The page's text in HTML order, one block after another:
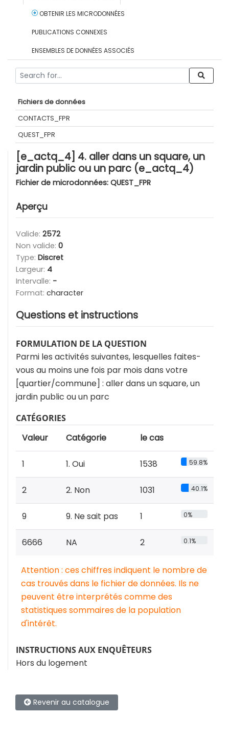
OBTENIR LES MICRODONNÉES
PUBLICATIONS CONNEXES
ENSEMBLES DE DONNÉES ASSOCIÉS
Fichiers de données
CONTACTS_FPR
QUEST_FPR
[e_actq_4] 4. aller dans un square, un
jardin public ou un parc (e_actq_4)
Fichier de microdonnées: QUEST_FPR
Aperçu
Valide: 2572
Non valide: 0
Type: Discret
Largeur: 4
Intervalle: -
Format: character
Questions et instructions
FORMULATION DE LA QUESTION
Parmi les activités suivantes, lesquelles faites-
vous au moins une fois par mois dans votre
[quartier/commune] : aller dans un square, un
jardin public ou un parc
CATÉGORIES
Valeur Catégorie le cas
1 1. Oui 1538 59.8%
2 2. Non 1031 40.1%
9 9. Ne sait pas 1 0%
6666 NA 2 0.1%
Attention : ces chiffres indiquent le nombre de
cas trouvés dans le fichier de données. Ils ne
peuvent être interprétés comme des
statistiques sommaires de la population
d'intérêt.
INSTRUCTIONS AUX ENQUÊTEURS
Hors du logement
Revenir au catalogue